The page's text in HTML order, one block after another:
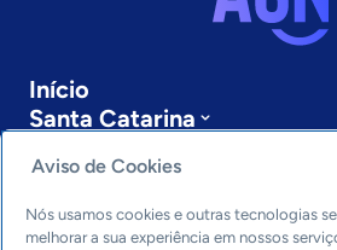
Início
Santa Catarina
Últimas notícias
Entre em contato
Editorias
Aviso de Cookies
Nós usamos cookies e outras tecnologias
melhorar a sua experiência em nossos